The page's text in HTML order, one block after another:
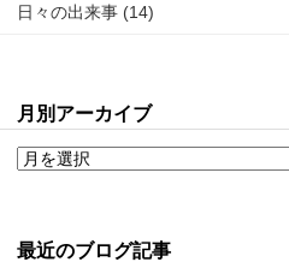
日々の出来事 (14)
月別アーカイブ
最近のブログ記事